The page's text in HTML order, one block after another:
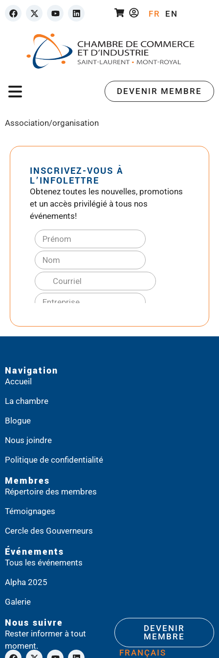
FR EN
DEVENIR MEMBRE
Association/organisation
INSCRIVEZ-VOUS À
L’INFOLETTRE
Obtenez toutes les nouvelles, promotions
et un accès privilégié à tous nos
événements!
Navigation
Accueil
La chambre
Blogue
Nous joindre
Politique de confidentialité
Membres
Répertoire des membres
Témoignages
Cercle des Gouverneurs
Événements
Tous les événements
Alpha 2025
Galerie
Nous suivre
Rester informer à tout
moment.
DEVENIR
MEMBRE
FRANÇAIS